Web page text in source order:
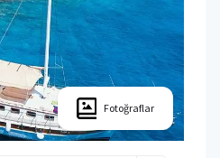
Fotoğraflar